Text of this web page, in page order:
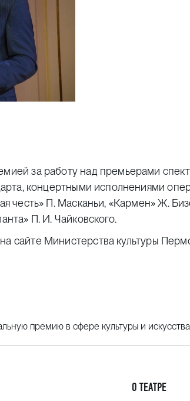
за работу над премьерами
концертными исполнениями опер
честь» П. Масканьи, «Кармен» Ж.
П. И. Чайковского.
на сайте Министерства культуры
премию в сфере культуры и
О ТЕАТРЕ